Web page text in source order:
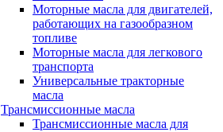
Моторные масла для двигателей,
работающих на газообразном
топливе
Моторные масла для легкового
транспорта
Универсальные тракторные
масла
Трансмиссионные масла
Трансмиссионные масла для